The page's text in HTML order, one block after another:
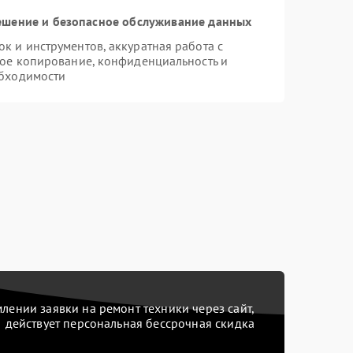
и безопасное обслуживание данных
инструментов, аккуратная работа с
копирование, конфиденциальность и
заявки на ремонт техники через сайт,
действует персональная бессрочная скидка